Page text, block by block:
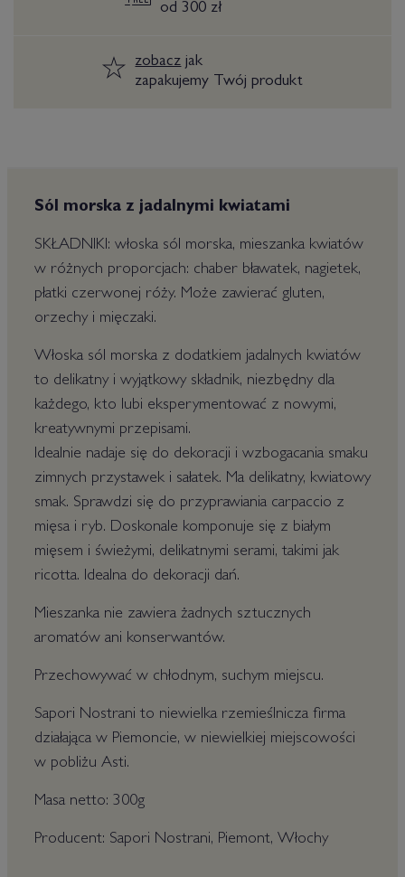
od 300 zł
zobaczjak
zapakujemy Twój produkt
Sól morska z jadalnymi kwiatami
SKŁADNIKI: włoska sól morska, mieszanka kwiatów
w różnych proporcjach: chaber bławatek, nagietek,
płatki czerwonej róży. Może zawierać gluten,
orzechy i mięczaki.
Włoska sól morska z dodatkiem jadalnych kwiatów
to delikatny i wyjątkowy składnik, niezbędny dla
każdego, kto lubi eksperymentować z nowymi,
kreatywnymi przepisami.
Idealnie nadaje się do dekoracji i wzbogacania smaku
zimnych przystawek i sałatek. Ma delikatny, kwiatowy
smak. Sprawdzi się do przyprawiania carpaccio z
mięsa i ryb. Doskonale komponuje się z białym
mięsem i świeżymi, delikatnymi serami, takimi jak
ricotta. Idealna do dekoracji dań.
Mieszanka nie zawiera żadnych sztucznych
aromatów ani konserwantów.
Przechowywać w chłodnym, suchym miejscu.
Sapori Nostrani to niewielka rzemieślnicza firma
działająca w Piemoncie, w niewielkiej miejscowości
w pobliżu Asti.
Masa netto: 300g
Producent: Sapori Nostrani, Piemont, Włochy